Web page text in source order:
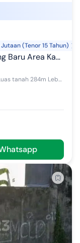
(Tenor 15 Tahun)
Kampus Ugm
Tanah paling Premium di Pogung Baru blok E Luas tanah 284m Lebar depan 17m shmp 2 sertifikat Mobil papasan Lokasi paling premium Dekat UGM Lingk...